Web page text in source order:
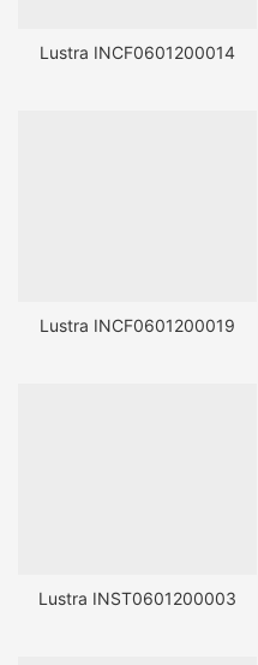
Lustra INCF0601200014
Lustra INCF0601200019
Lustra INST0601200003